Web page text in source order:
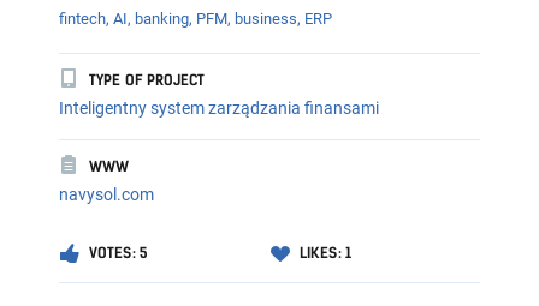
fintech, AI, banking, PFM, business, ERP
TYPE OF PROJECT
Inteligentny system zarządzania finansami
WWW
navysol.com
VOTES: 5 LIKES: 1